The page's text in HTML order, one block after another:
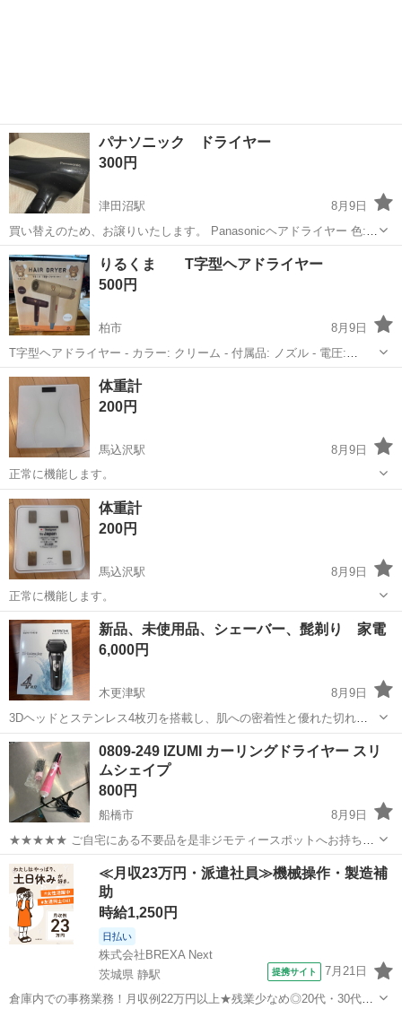
パナソニック ドライヤー
300円
津田沼駅
8月9日
買い替えのため、お譲りいたします。 Panasonicヘアドライヤー 色:
ブラック 使用期間: 約2年 2023年製 小さな傷があります。写真にてお
確かめください。動作は問題ありません。 軽量で使いやすいです。 ご
連...
千葉 船橋市 津田沼駅 美容家電
りるくま T字型ヘアドライヤー
500円
柏市
8月9日
T字型ヘアドライヤー - カラー: クリーム - 付属品: ノズル - 電圧:
AC100-110V - 消費電力: 400W - 製品サイズ: 約Ｈ19W18.2 新品未使用
ご覧いただきありがとうございます。
千葉 柏市 美容家電
体重計
200円
馬込沢駅
8月9日
正常に機能します。
千葉 船橋市 馬込沢駅
体重計
200円
馬込沢駅
8月9日
正常に機能します。
千葉 船橋市 馬込沢駅 美容家電
新品、未使用品、シェーバー、髭剃り 家電
6,000円
木更津駅
8月9日
3Dヘッドとステンレス4枚刃を搭載し、肌への密着性と優れた切れ味
を実現した電気シェーバーです。 - メーカー: 日立 - モデル名: RMH-
FR40B - シリーズ: S-blade - 刃の枚数: 4枚刃 - ヘッド構...
千葉 木更津市 美容家電
0809-249 IZUMI カーリングドライヤー スリ
ムシェイプ
800円
船橋市
8月9日
★★★★★ ご自宅にある不要品を是非ジモティースポットへお持ち込
みしませんか？ 家電、趣味・スポーツ・レジャー用品、こども用品、
衣料服飾品、生活雑貨、家具、本、CD・DVDなどが無料でまとめて持
ち込めます！ ※詳細はこ...
千葉 船橋市 美容家電 ドライヤー
≪月収23万円・派遣社員≫機械操作・製造補
助
時給1,250円
日払い
株式会社BREXA Next
茨城県 静駅
提携サイト 7月21日
倉庫内での事務業務！月収例22万円以上★残業少なめ◎20代・30代・